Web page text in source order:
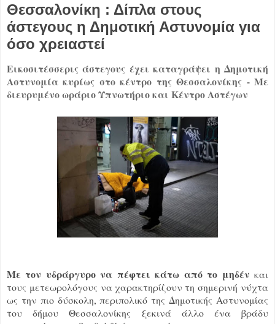
Θεσσαλονίκη : Δίπλα στους
άστεγους η Δημοτική Αστυνομία για
όσο χρειαστεί
Εικοσιτέσσερις άστεγους έχει καταγράψει η Δημοτική
Αστυνομία κυρίως στο κέντρο της Θεσσαλονίκης - Με
διευρυμένο ωράριο Υπνωτήριο και Κέντρο Αστέγων
Με τον υδράργυρο να πέφτει κάτω από το μηδέν και
τους μετεωρολόγους να χαρακτηρίζουν τη σημερινή νύχτα
ως την πιο δύσκολη, περιπολικό της Δημοτικής Αστυνομίας
του δήμου Θεσσαλονίκης ξεκινά άλλο ένα βράδυ